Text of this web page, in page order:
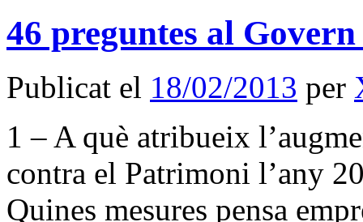
46 preguntes al
Publicat el 18/02/2013 per
1 – A què atribueix
contra el Patrimoni l’any
Quines mesures pensa